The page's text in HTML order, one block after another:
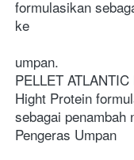
formulasikan
ke
umpan.
PELLET
Hight Protein
sebagai penambah
Pengeras Umpan